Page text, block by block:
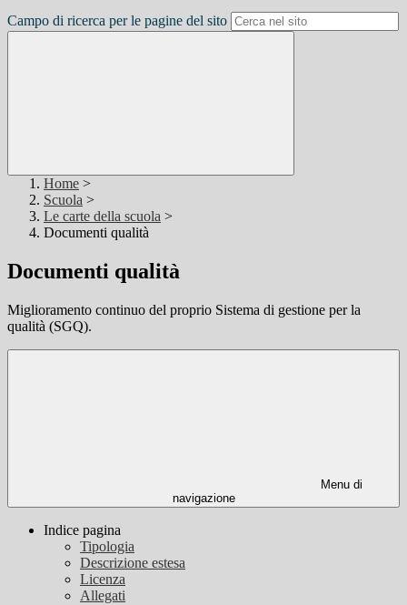
Campo di ricerca per le pagine del sito
Home >
Scuola >
Le carte della scuola >
Documenti qualità
Documenti qualità
Miglioramento continuo del proprio Sistema di gestione per la
qualità (SGQ).
Menu di
navigazione
Indice pagina
Tipologia
Descrizione estesa
Licenza
Allegati